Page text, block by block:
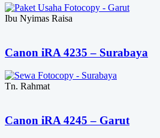
Ibu Nyimas Raisa
Canon iRA 4235 – Surabaya
Tn. Rahmat
Canon iRA 4245 – Garut